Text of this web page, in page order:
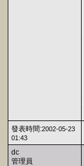
發表時間:2002-05-23
01:43
dc
管理員